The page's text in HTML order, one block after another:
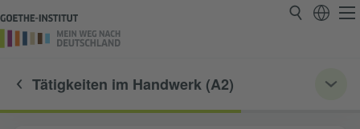
Tätigkeiten im Handwerk (A2)